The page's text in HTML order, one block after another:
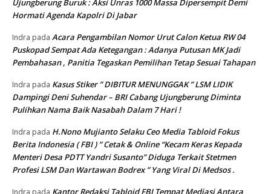
Ujungberung Buruk : Aksi Unras 1000 Massa Dipersempit Demi
Hormati Agenda Kapolri Di Jabar
Indra pada Acara Pengambilan Nomor Urut Calon Ketua RW 04
Puskopad Sempat Ada Ketegangan : Adanya Putusan MK Jadi
Pembahasan , Panitia Tegaskan Pemilihan Tetap Sesuai Tahapan
Indra pada Kasus Stiker ” DIBITUR MENUNGGAK ” LSM LIDIK
Dampingi Deni Suhendar – BRI Cabang Ujungberung Diminta
Pulihkan Nama Baik Nasabah Dalam 7 Hari !
Indra pada H.Nono Mujianto Selaku Ceo Media Tabloid Fokus
Berita Indonesia ( FBI ) ” Cetak & Online “Kecam Keras Kepada
Menteri Desa PDTT Yandri Susanto” Diduga Terkait Stetmen
Profesi LSM Dan Wartawan Bodrex ” Yang Viral Di Medsos .
Indra pada Kantor Redaksi Tabloid FBI Tempat Mediasi Antara